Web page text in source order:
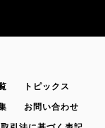
トピックス
お問い合わせ